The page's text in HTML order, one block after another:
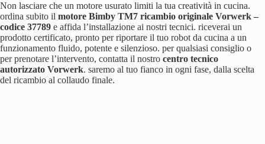
Non lasciare che un motore usurato limiti la tua creatività in cucina.
ordina subito il motore Bimby TM7 ricambio originale Vorwerk –
codice 37789 e affida l’installazione ai nostri tecnici. riceverai un
prodotto certificato, pronto per riportare il tuo robot da cucina a un
funzionamento fluido, potente e silenzioso. per qualsiasi consiglio o
per prenotare l’intervento, contatta il nostro centro tecnico
autorizzato Vorwerk. saremo al tuo fianco in ogni fase, dalla scelta
del ricambio al collaudo finale.